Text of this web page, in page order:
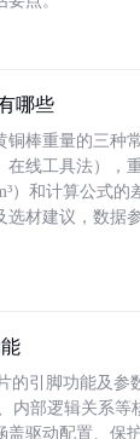
哪些
铜棒重量的三种
在线工具法），
）和计算公式的
选材建议，数据
的引脚功能及参
内部逻辑关系等
盖驱动配置、保